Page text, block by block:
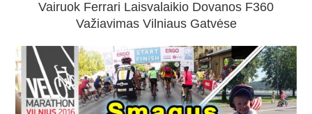
Vairuok Ferrari Laisvalaikio Dovanos F360
Važiavimas Vilniaus Gatvėse